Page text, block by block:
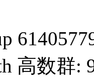
高数群: